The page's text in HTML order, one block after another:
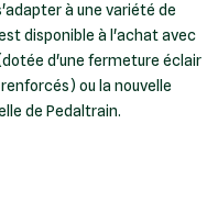
à une variété de
disponible à l'achat avec
d'une fermeture éclair
ou la nouvelle
de Pedaltrain.